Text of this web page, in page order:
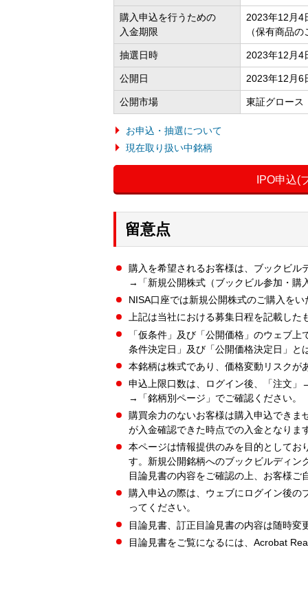
購入申込を行うための
入金期限
2023年12月4
（保有商品
抽選日時 2023年12月4
公開日 2023年12月6
公開市場 東証グロース
お申込・抽選について
現在取り扱い中銘柄
IPO申込(
留意点
購入を希望されるお客様は、ブックビ
→「新規公開株式（ブックビル参加・購
NISA口座では新規公開株式のご購入を
上記は当社における募集日程を記載した
「仮条件」及び「公開価格」のウェブ
条件決定日」及び「公開価格決定日」と
本銘柄は株式であり、価格変動リスクが
申込上限口数は、ログイン後、「注文
→「銘柄別ページ」でご確認ください。
購買余力のないお客様は購入申込でき
が入金確認できた時点での入金となりま
本ページは情報提供のみを目的としてお
す。新規公開銘柄へのブックビルディン
目論見書の内容をご確認の上、お客様
購入申込の際は、ウェブにログイン後の
ってください。
目論見書、訂正目論見書の内容は随時変
目論見書をご覧になるには、Acrobat